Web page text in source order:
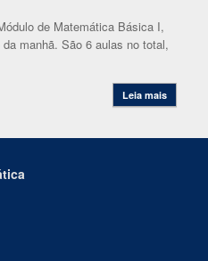
de Matemática Básica I,
manhã. São 6 aulas no total,
Leia mais